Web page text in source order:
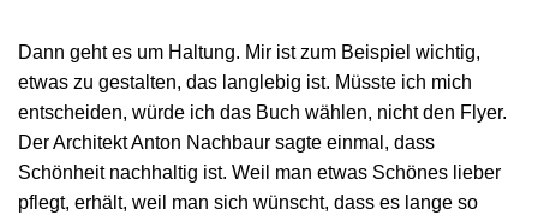
Dann geht es um Haltung. Mir ist zum Beispiel wichtig,
etwas zu gestalten, das langlebig ist. Müsste ich mich
entscheiden, würde ich das Buch wählen, nicht den Flyer.
Der Architekt Anton Nachbaur sagte einmal, dass
Schönheit nachhaltig ist. Weil man etwas Schönes lieber
pflegt, erhält, weil man sich wünscht, dass es lange so